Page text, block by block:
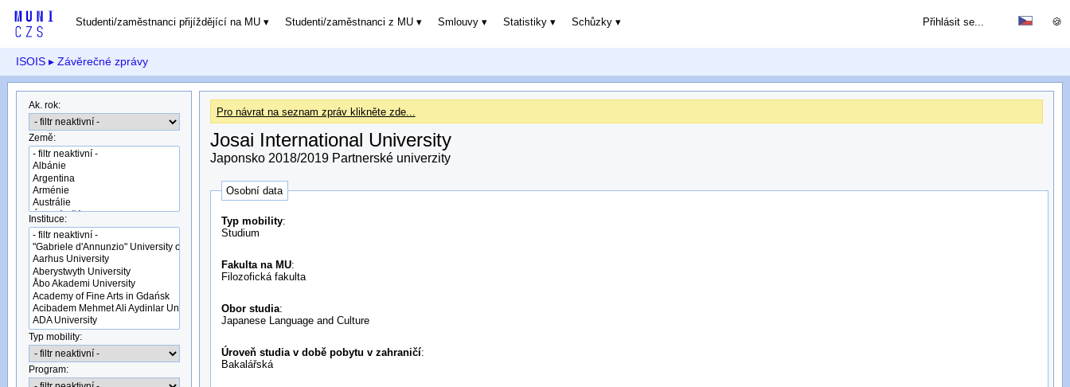
Studenti/zaměstnanci přijíždějící na MU Studenti/zaměstnanci z MU Smlouvy Statistiky Schůzky 🍪
Přihlásit se...
ISOIS ▸ Závěrečné zprávy
Ak. rok:
Země:
Instituce:
Typ mobility:
Program:
Pro návrat na seznam zpráv klikněte zde...
Josai International University
Japonsko 2018/2019 Partnerské univerzity
Osobní data
Typ mobility:
Studium
Fakulta na MU:
Filozofická fakulta
Obor studia:
Japanese Language and Culture
Úroveň studia v době pobytu v zahraničí:
Bakalářská